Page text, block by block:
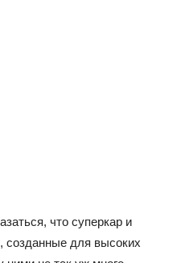
что суперкар и
созданные для высоких